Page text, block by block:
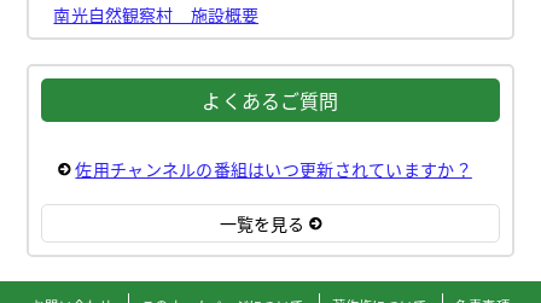
南光自然観察村 施設概要
よくあるご質問
佐用チャンネルの番組はいつ更新されていますか？
一覧を見る